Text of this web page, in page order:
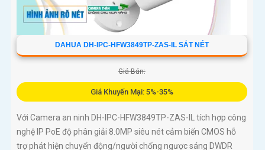
DAHUA DH-IPC-HFW3849TP-ZAS-IL SẮT NÉT
Giá Bán:
Giá Khuyến Mại: 5%-35%
Với Camera an ninh DH-IPC-HFW3849TP-ZAS-IL tích hợp công
nghệ IP PoE độ phân giải 8.0MP siêu nét cảm biến CMOS hỗ
trợ phát hiện chuyển động/người chống ngược sáng DWDR